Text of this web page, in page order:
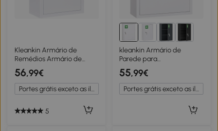
Kleankin Armário de
Remédios Armário de
Medicamentos de Parede
de 3 Níveis com Porta
Trancável 2 Chaves em
Aço Branco
56,99€
Portes grátis exceto as ilhas
5
kleankin Armário de
Parede para
Medicamentos de Aço com
3 Prateleiras e 2 Chaves
para Casa de Banho
40x15x53,5 cm Branco
55,99€
Portes grátis exceto as ilhas